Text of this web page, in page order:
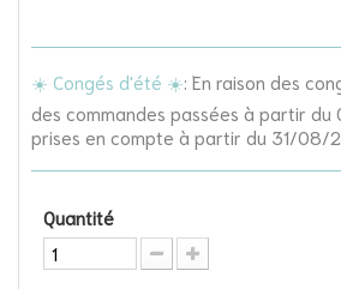
☀️ Congés d'été ☀️: En raison des
des commandes passées à partir
prises en compte à partir du 31/08/
Quantité